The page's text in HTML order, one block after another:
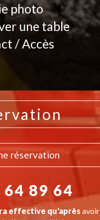
photo
une table
/ Accès
réservation
64 89 64
effective qu'après avoir